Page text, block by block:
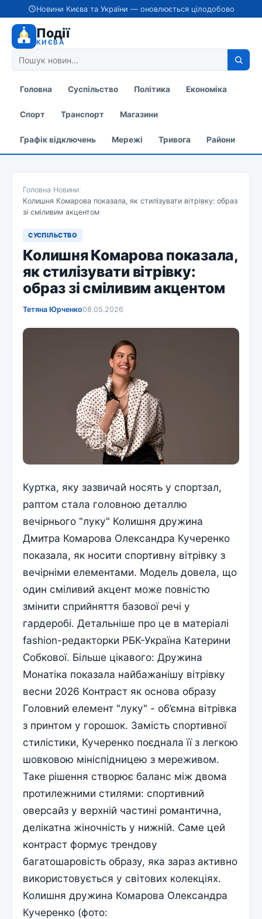
Новини Києва та України — оновлюється цілодобово
Події
КИЄВА
Головна Суспільство Політика Економіка
Спорт Транспорт Магазини
Графік відключень Мережі Тривога Райони
Головна/Новини/
Колишня Комарова показала, як стилізувати вітрівку: образ
зі сміливим акцентом
СУСПІЛЬСТВО
Колишня Комарова показала,
як стилізувати вітрівку:
образ зі сміливим акцентом
Тетяна Юрченко08.05.2026
Куртка, яку зазвичай носять у спортзал,
раптом стала головною деталлю
вечірнього "луку" Колишня дружина
Дмитра Комарова Олександра Кучеренко
показала, як носити спортивну вітрівку з
вечірніми елементами. Модель довела, що
один сміливий акцент може повністю
змінити сприйняття базової речі у
гардеробі. Детальніше про це в матеріалі
fashion-редакторки РБК-Україна Катерини
Собкової. Більше цікавого: Дружина
Монатіка показала найбажанішу вітрівку
весни 2026 Контраст як основа образу
Головний елемент "луку" - об’ємна вітрівка
з принтом у горошок. Замість спортивної
стилістики, Кучеренко поєднала її з легкою
шовковою мініспідницею з мереживом.
Таке рішення створює баланс між двома
протилежними стилями: спортивний
оверсайз у верхній частині романтична,
делікатна жіночність у нижній. Саме цей
контраст формує трендову
багатошаровість образу, яка зараз активно
використовується у світових колекціях.
Колишня дружина Комарова Олександра
Кучеренко (фото: